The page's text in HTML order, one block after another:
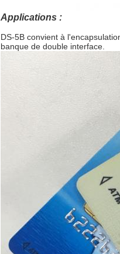
Applications :
DS-5B convient à
banque de double interface.